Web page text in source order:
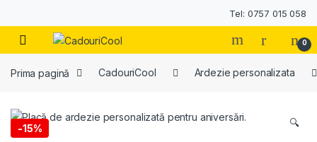
Tel: 0757 015 058
0
Prima pagină CadouriCool Ardezie personalizata
-15% 🔍